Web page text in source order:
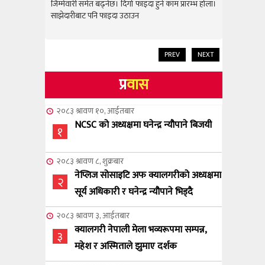
जिम्मेवारी समेत बढ्नेछ। दिगो फाइदा हुने काम प्रारम्भ होला।
साझेदारीबाट पनि फाइदा उठाउन
PREV NEXT
प्रवास
२०८३ श्रावण १०, आईतबार
१ NCSC को अध्यक्षमा घनेन्द्र न्यौपाने बिजयी
२०८३ श्रावण ८, शुक्रबार
२
नेप्लिज सोसाइटि अफ क्यालगरीको अध्यक्षमा
सूर्य अधिकारी र घनेन्द्र न्यौपाने भिड्दै
२०८३ श्रावण ३, आईतबार
३
क्यालगरी नेपाली मेला भव्यरूपमा सम्पन्न,
महेश र अस्मिताले झुमाए दर्शक